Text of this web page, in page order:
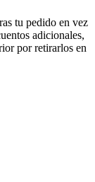
tu pedido en vez
adicionales,
por retirarlos en